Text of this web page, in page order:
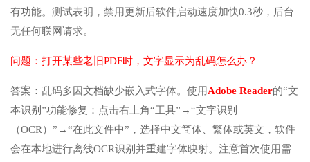
有功能。测试表明，禁用更新后软件启动速度加快0.3秒，后台
无任何联网请求。
问题：打开某些老旧PDF时，文字显示为乱码怎么办？
答案：乱码多因文档缺少嵌入式字体。使用Adobe Reader的“文
本识别”功能修复：点击右上角“工具”→“文字识别
（OCR）”→“在此文件中”，选择中文简体、繁体或英文，软件
会在本地进行离线OCR识别并重建字体映射。注意首次使用需